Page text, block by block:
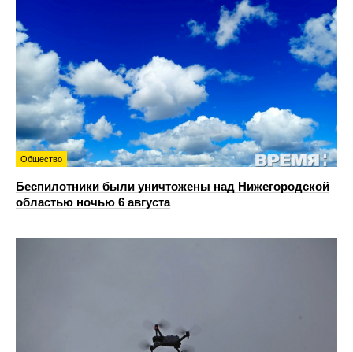
Общество
Беспилотники были уничтожены над Нижегородской
областью ночью 6 августа